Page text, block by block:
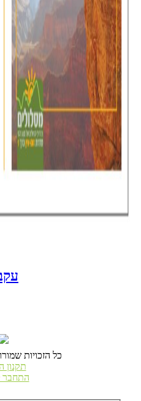
© כל הזכויות
תקנון
התחבר